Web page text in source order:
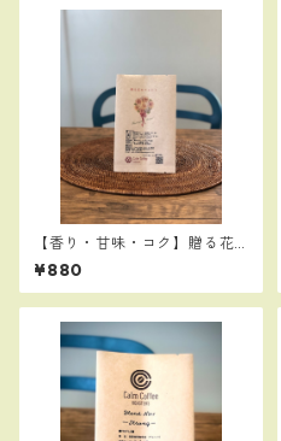
【香り・甘味・コク】贈る花
のブレンド100g：「尊敬」の
名のベレカ使用。お世話にな
った方への贈答用に最適！
¥880